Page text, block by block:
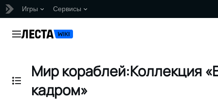
Игры Сервисы
Главное меню
Отобразить/Скрыть содержание
Мир кораблей:Коллекция
кадром»